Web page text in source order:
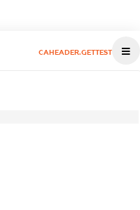
CAHEADER.GETTEST